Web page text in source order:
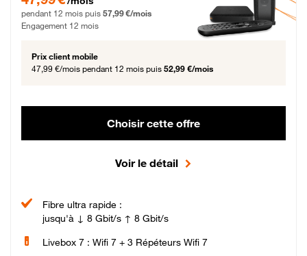
pendant 12 mois puis 57,99 €/mois
Engagement 12 mois
Prix client mobile
47,99 €/mois pendant 12 mois puis 52,99 €/mois
Choisir cette offre
Voir le détail
Fibre ultra rapide :
jusqu'à ↓ 8 Gbit/s ↑ 8 Gbit/s
Livebox 7 : Wifi 7 + 3 Répéteurs Wifi 7